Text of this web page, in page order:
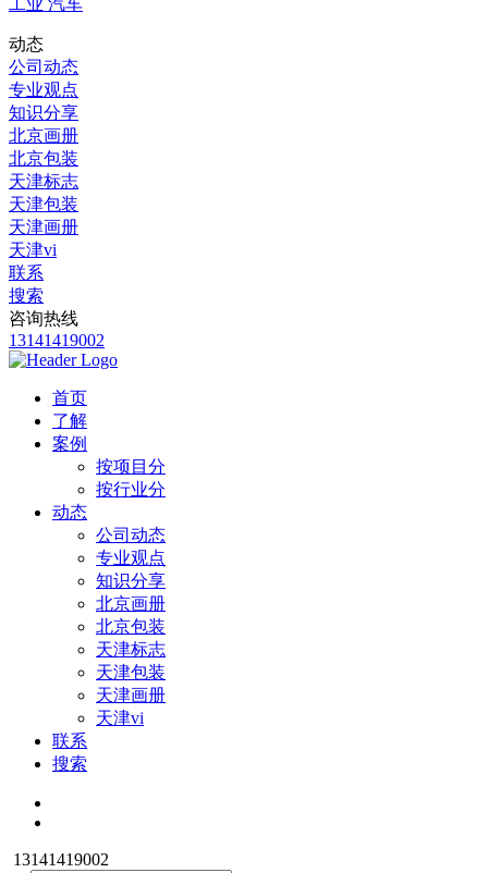
工业 汽车
动态
公司动态
专业观点
知识分享
北京画册
北京包装
天津标志
天津包装
天津画册
天津vi
联系
搜索
咨询热线
13141419002
首页
了解
案例
按项目分
按行业分
动态
公司动态
专业观点
知识分享
北京画册
北京包装
天津标志
天津包装
天津画册
天津vi
联系
搜索
13141419002